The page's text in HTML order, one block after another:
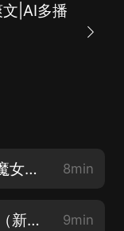
|AI多播
都市神醫歸來 第1章 甩掉扶弟魔女友（新書上傳，求訂閱，求評論） 8min
都市神醫歸來 第2章 醫院衝突（新書上傳，求訂閱，求評論） 9min